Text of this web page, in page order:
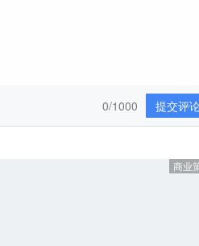
提交评
0/1000
商业